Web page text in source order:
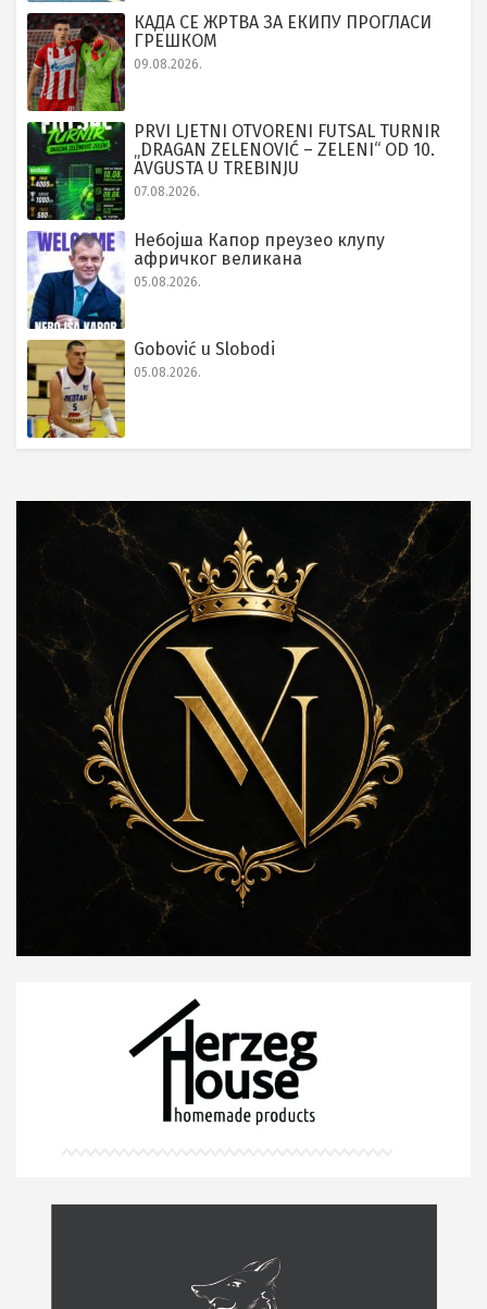
КАДА СЕ ЖРТВА ЗА ЕКИПУ ПРОГЛАСИ
ГРЕШКОМ
09.08.2026.
PRVI LJETNI OTVORENI FUTSAL TURNIR
„DRAGAN ZELENOVIĆ – ZELENI“ OD 10.
AVGUSTA U TREBINJU
07.08.2026.
Небојша Капор преузео клупу
афричког великана
05.08.2026.
Gobović u Slobodi
05.08.2026.